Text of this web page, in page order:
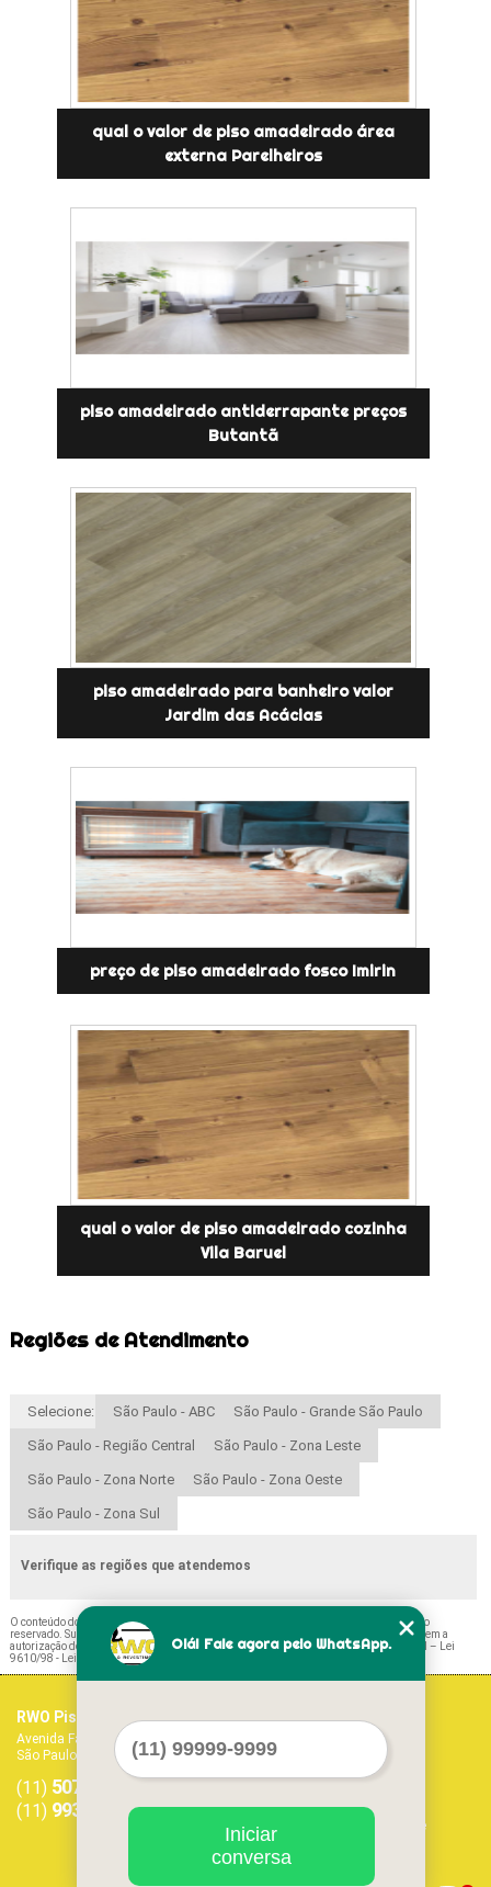
qual o valor de piso amadeirado área
externa Parelheiros
piso amadeirado antiderrapante preços
Butantã
piso amadeirado para banheiro valor
Jardim das Acácias
preço de piso amadeirado fosco Imirin
qual o valor de piso amadeirado cozinha
Vila Baruel
Regiões de Atendimento
Selecione: São Paulo - ABC São Paulo - Grande São Paulo
São Paulo - Região Central São Paulo - Zona Leste
São Paulo - Zona Norte São Paulo - Zona Oeste
São Paulo - Zona Sul
Verifique as regiões que atendemos
O conteúdo do texto " Piso para Quarto Amadeirado Valor Barra Funda
" é de direito
reservado. Sua reprodução, parcial ou total, mesmo citando nossos links, é proibida sem a
autorização do autor. Crime de violação de direito autoral – artigo 184 do Código Penal –
Lei
9610/98 - Lei de direitos autorais
RWO Pisos Vinílicos
Avenida Fagundes Filho, 1017 - Vila Monte Alegre
São Paulo - SP - CEP: 04304-011
(11) 5071-1468 5594-7413
(11) 99379-9303
Home
Empresa
Missão
Serviços
Contato
Mapa do site
Olá! Fale agora pelo WhatsApp.
Iniciar
conversa